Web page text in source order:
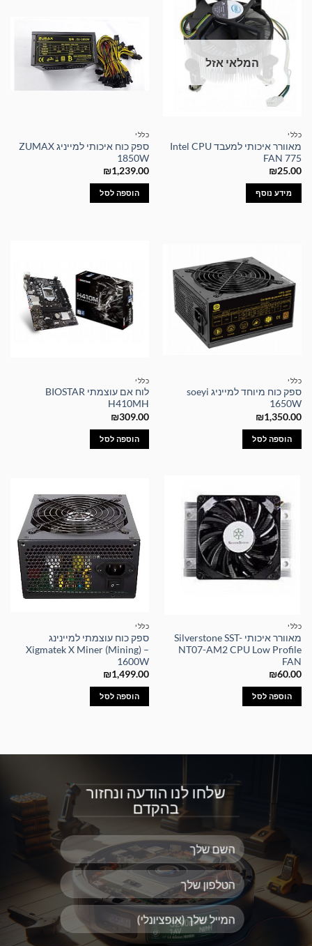
המלאי אזל
כללי
מאוורר איכותי למעבד Intel CPU
FAN 775
₪25.00
מידע נוסף
כללי
ספק כוח איכותי למייניג ZUMAX
1850W
₪1,239.00
הוספה לסל
כללי
ספק כוח מיוחד למייניג soeyi
1650W
₪1,350.00
הוספה לסל
כללי
לוח אם עוצמתי BIOSTAR
H410MH
₪309.00
הוספה לסל
כללי
מאוורר איכותי Silverstone SST-
NT07-AM2 CPU Low Profile
FAN
₪60.00
הוספה לסל
כללי
ספק כוח עוצמתי למיינינג
Xigmatek X Miner (Mining) –
1600W
₪1,499.00
הוספה לסל
שלחו לנו הודעה ונחזור
בהקדם